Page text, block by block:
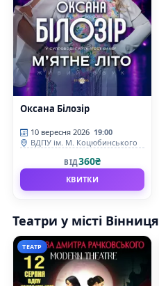
Оксана Білозір
10 вересня 2026 19:00
ВДПУ ім. М. Коцюбинського
ВІД360₴
КВИТКИ
Театри у місті Вінниця
ТЕАТР